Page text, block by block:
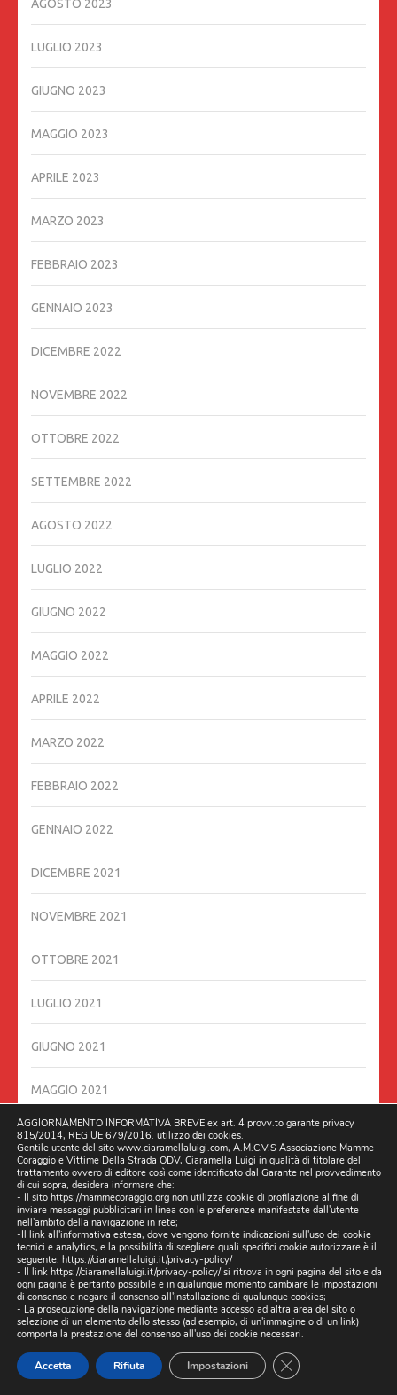
AGOSTO 2023
LUGLIO 2023
GIUGNO 2023
MAGGIO 2023
APRILE 2023
MARZO 2023
FEBBRAIO 2023
GENNAIO 2023
DICEMBRE 2022
NOVEMBRE 2022
OTTOBRE 2022
SETTEMBRE 2022
AGOSTO 2022
LUGLIO 2022
GIUGNO 2022
MAGGIO 2022
APRILE 2022
MARZO 2022
FEBBRAIO 2022
GENNAIO 2022
DICEMBRE 2021
NOVEMBRE 2021
OTTOBRE 2021
LUGLIO 2021
GIUGNO 2021
MAGGIO 2021
APRILE 2021
MARZO 2021
FEBBRAIO 2021
GENNAIO 2021
DICEMBRE 2020
NOVEMBRE 2020
AGGIORNAMENTO INFORMATIVA BREVE ex art. 4 provv.to garante privacy
815/2014, REG UE 679/2016. utilizzo dei cookies.
Gentile utente del sito www.ciaramellaluigi.com, A.M.C.V.S Associazione Mamme
Coraggio e Vittime Della Strada ODV, Ciaramella Luigi in qualità di titolare del
trattamento ovvero di editore così come identificato dal Garante nel provvedimento
di cui sopra, desidera informare che:
- Il sito https://mammecoraggio.org non utilizza cookie di profilazione al fine di
inviare messaggi pubblicitari in linea con le preferenze manifestate dall'utente
nell'ambito della navigazione in rete;
-Il link all'informativa estesa, dove vengono fornite indicazioni sull'uso dei cookie
tecnici e analytics, e la possibilità di scegliere quali specifici cookie autorizzare è il
seguente: https://ciaramellaluigi.it/privacy-policy/
- Il link https://ciaramellaluigi.it/privacy-policy/si ritrova in ogni pagina del sito e da
ogni pagina è pertanto possibile e in qualunque momento cambiare le impostazioni
di consenso e negare il consenso all'installazione di qualunque cookies;
- La prosecuzione della navigazione mediante accesso ad altra area del sito o
selezione di un elemento dello stesso (ad esempio, di un'immagine o di un link)
comporta la prestazione del consenso all'uso dei cookie necessari.
Accetta Rifiuta Impostazioni CLOSE GDPR